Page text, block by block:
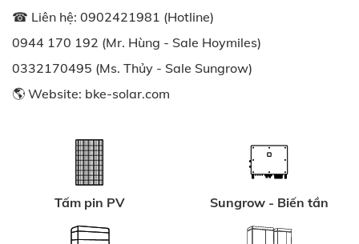
☎ Liên hệ: 0902421981 (Hotline)
0944 170 192 (Mr. Hùng - Sale Hoymiles)
0332170495 (Ms. Thủy - Sale Sungrow)
🌎 Website: bke-solar.com
Tấm pin PV Sungrow - Biến tần